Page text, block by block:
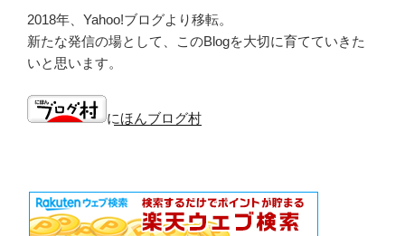
2018年、Yahoo!ブログより移転。
新たな発信の場として、このBlogを大切に育てていきた
いと思います。
にほんブログ村